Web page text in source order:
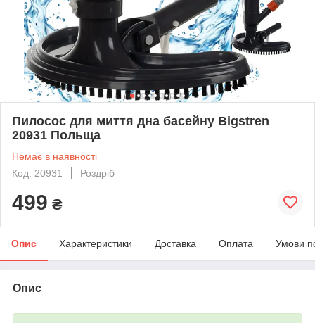
Пилосос для миття дна басейну Bigstren
20931 Польща
Немає в наявності
Код: 20931
Роздріб
499 ₴
Опис Характеристики Доставка Оплата Умови
Опис